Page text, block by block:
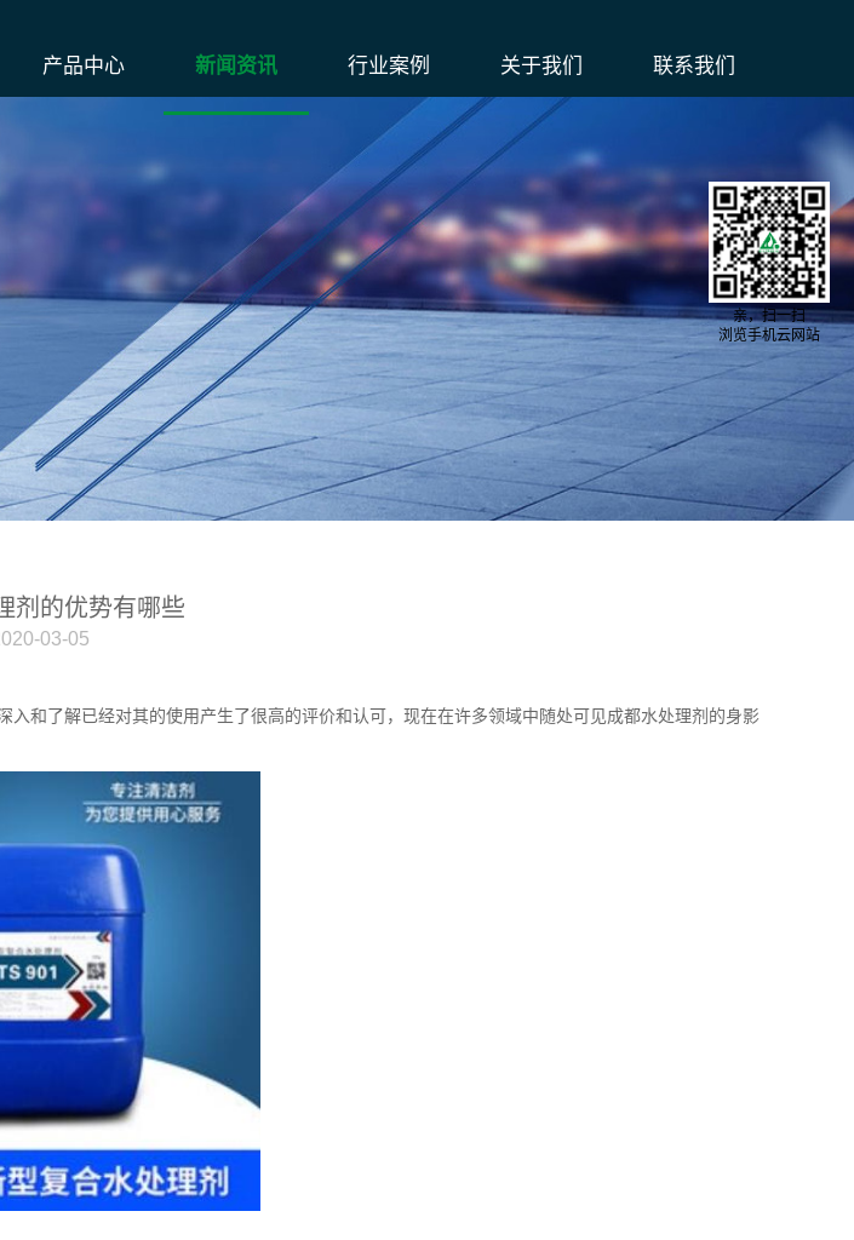
产品中心 新闻资讯 行业案例 关于我们 联系我们
剂的优势有哪些
03-05
和了解已经对其的使用产生了很高的评价和认可，现在在许多领域中随处可见成都水处理剂的身影
亲，扫一扫
浏览手机云网站